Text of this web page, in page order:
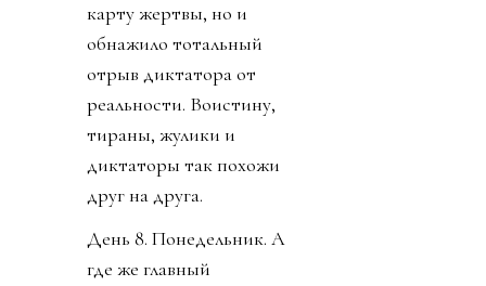
карту жертвы, но и
обнажило тотальный
отрыв диктатора от
реальности. Воистину,
тираны, жулики и
диктаторы так похожи
друг на друга.
День 8. Понедельник. А
где же главный